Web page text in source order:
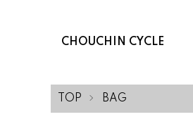
CHOUCHIN CYCLE
TOP BAG